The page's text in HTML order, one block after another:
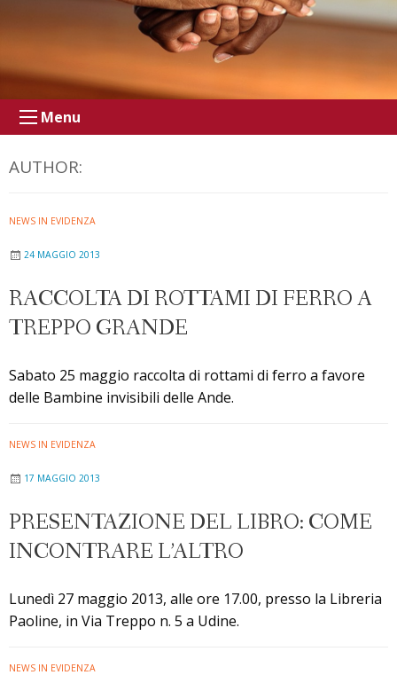
Menu
AUTHOR:
NEWS IN EVIDENZA
24 MAGGIO 2013
RACCOLTA DI ROTTAMI DI FERRO A
TREPPO GRANDE
Sabato 25 maggio raccolta di rottami di ferro a favore
delle Bambine invisibili delle Ande.
NEWS IN EVIDENZA
17 MAGGIO 2013
PRESENTAZIONE DEL LIBRO: COME
INCONTRARE L’ALTRO
Lunedì 27 maggio 2013, alle ore 17.00, presso la Libreria
Paoline, in Via Treppo n. 5 a Udine.
NEWS IN EVIDENZA